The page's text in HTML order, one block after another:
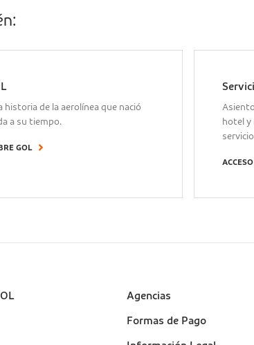
historia de la aerolínea que nació
a su tiempo.
GOL
hotel y
(footer)
Suporte
Agencias
Formas de Pago